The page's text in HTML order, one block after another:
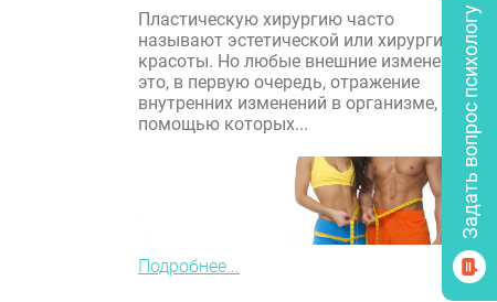
Пластическую хирургию часто
называют эстетической или хирургией
красоты. Но любые внешние изменения -
это, в первую очередь, отражение
внутренних изменений в организме, с
помощью которых...
Подробнее...
Задать вопрос психологу